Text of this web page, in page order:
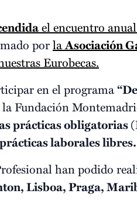
el encuentro
porlaAsociación
Eurobecas.
en el programa“
Fundación
prácticas obligatorias
prácticas laborales libres.
han podido
,Lisboa,Praga,